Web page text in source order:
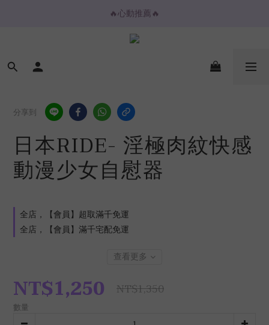
🔥心動推薦🔥
🔥心動推薦🔥
💌購物金放大折抵💌
分享到
日本RIDE- 淫極肉紋快感
動漫少女自慰器
全店，【會員】超取滿千免運
全店，【會員】滿千宅配免運
查看更多
NT$1,250 NT$1,350
數量